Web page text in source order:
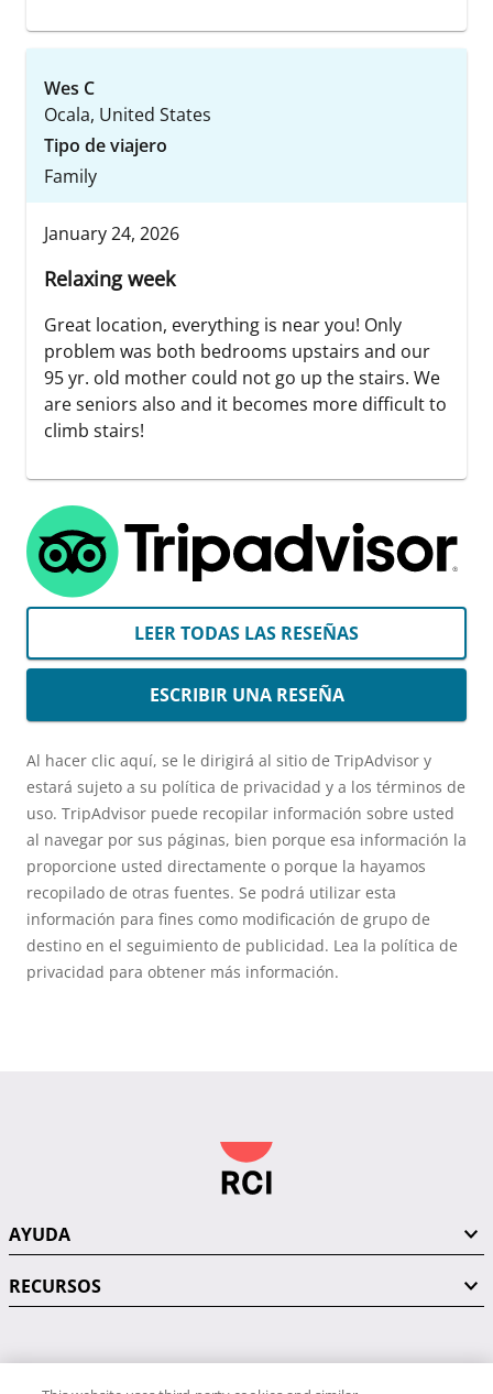
Wes C
Ocala, United States
Tipo de viajero
Family
January 24, 2026
Relaxing week
Great location, everything is near you! Only
problem was both bedrooms upstairs and our
95 yr. old mother could not go up the stairs. We
are seniors also and it becomes more difficult to
climb stairs!
LEER TODAS LAS RESEÑAS
ESCRIBIR UNA RESEÑA
Al hacer clic aquí, se le dirigirá al sitio de TripAdvisor y
estará sujeto a su política de privacidad y a los términos de
uso. TripAdvisor puede recopilar información sobre usted
al navegar por sus páginas, bien porque esa información la
proporcione usted directamente o porque la hayamos
recopilado de otras fuentes. Se podrá utilizar esta
información para fines como modificación de grupo de
destino en el seguimiento de publicidad. Lea la política de
privacidad para obtener más información.
AYUDA
RECURSOS
PÓNGASE EN CONTACTO CON NOSOTROS